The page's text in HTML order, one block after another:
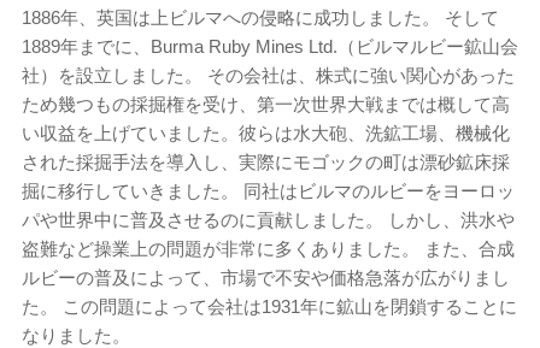
1886年、英国は上ビルマへの侵略に成功しました。 そして
1889年までに、Burma Ruby Mines Ltd.（ビルマルビー鉱山会
社）を設立しました。 その会社は、株式に強い関心があった
ため幾つもの採掘権を受け、第一次世界大戦までは概して高
い収益を上げていました。彼らは水大砲、洗鉱工場、機械化
された採掘手法を導入し、実際にモゴックの町は漂砂鉱床採
掘に移行していきました。 同社はビルマのルビーをヨーロッ
パや世界中に普及させるのに貢献しました。 しかし、洪水や
盗難など操業上の問題が非常に多くありました。 また、合成
ルビーの普及によって、市場で不安や価格急落が広がりまし
た。 この問題によって会社は1931年に鉱山を閉鎖することに
なりました。